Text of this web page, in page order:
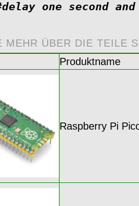
delay one second
MEHR ÜBER DIE TEILE
Produktname
Raspberry Pi